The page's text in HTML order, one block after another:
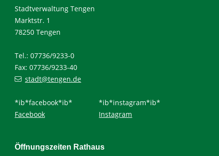
Stadtverwaltung Tengen
Marktstr. 1
78250 Tengen
Tel.: 07736/9233-0
Fax: 07736/9233-40
stadt@tengen.de
*ib*facebook*ib*
Facebook
*ib*instagram*ib*
Instagram
Öffnungszeiten Rathaus